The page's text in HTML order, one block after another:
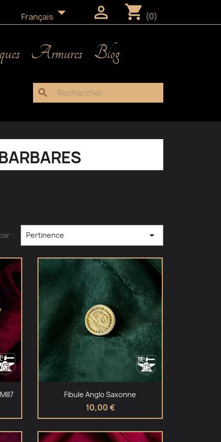
Français  shopping_cart (0)
Armures Blog
search
: Pertinence 
Aperçu rapide
Fibule Anglo Saxonne
10,00 €